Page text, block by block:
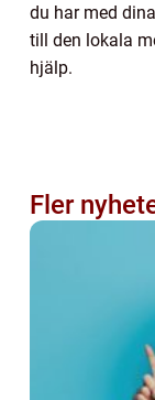
du har med
till den lokala
hjälp.
Fler